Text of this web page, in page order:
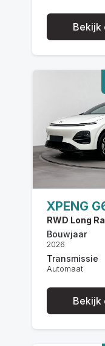
Bekijk
XPENG
RWD Long
Bouwjaar
2026
Transmissie
Automaat
Bekijk